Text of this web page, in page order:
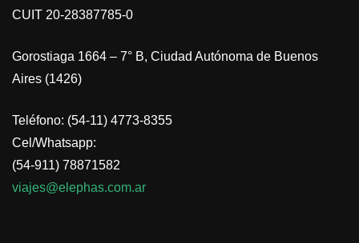
CUIT 20-28387785-0
Gorostiaga 1664 – 7° B, Ciudad Autónoma de Buenos
Aires (1426)
Teléfono: (54-11) 4773-8355
Cel/Whatsapp:
(54-911) 78871582
viajes@elephas.com.ar